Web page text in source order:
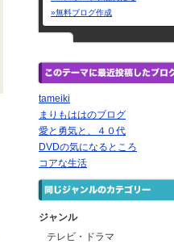
»無料ブログ作成
tameiki
まりもははのブログ
愛と勇気と、４０代
DVDの気になるところ
コアな生活
ジャンル
テレビ・ドラマ